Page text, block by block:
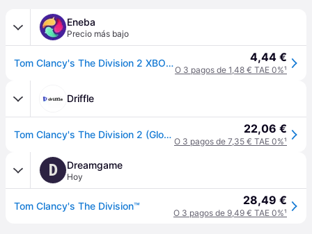
Eneba
Precio más bajo
Tom Clancy's The Division 2 XBOX LIVE Key ARGENTINA 4,44 €
O 3 pagos de 1,48 € TAE 0%¹
Driffle
Tom Clancy's The Division 2 (Global) (Xbox One) - Xbox Live - Digital Key 22,06 €
O 3 pagos de 7,35 € TAE 0%¹
D Dreamgame
Hoy
Tom Clancy's The Division™ 28,49 €
O 3 pagos de 9,49 € TAE 0%¹